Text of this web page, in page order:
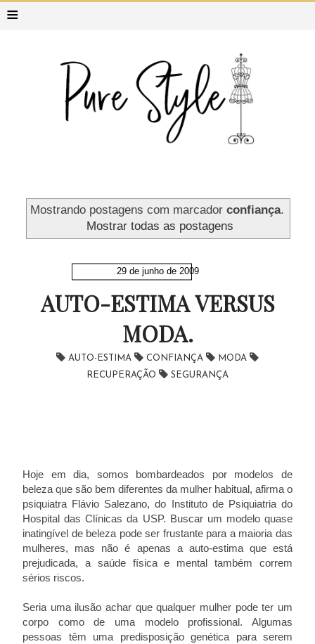
≡
Mostrando postagens com marcadorconfiança.
Mostrar todas as postagens
29 de junho de 2009
AUTO-ESTIMA VERSUS
MODA.
AUTO-ESTIMA CONFIANÇA
MODA
RECUPERAÇÃO
SEGURANÇA
Hoje em dia, somos bombardeados por modelos de
beleza que são bem diferentes da mulher habitual, afirma o
psiquiatra Flávio Salezano, do Instituto de Psiquiatria do
Hospital das Clínicas da USP. Buscar um modelo quase
inatingível de beleza pode ser frustante para a maioria das
mulheres, mas não é apenas a auto-estima que está
prejudicada, a saúde física e mental também correm
sérios riscos.
Seria uma ilusão achar que qualquer mulher pode ter um
corpo como de uma modelo profissional. Algumas
pessoas têm uma predisposição genética para serem